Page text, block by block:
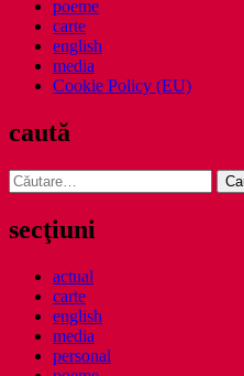
poeme
carte
english
media
Cookie Policy (EU)
caută
Caută
după:
secţiuni
actual
carte
english
media
personal